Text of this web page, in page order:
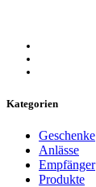
Kategorien
Geschenke
Anlässe
Empfänger
Produkte